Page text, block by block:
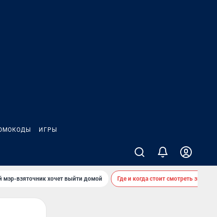
ИГРЫ
мэр-взяточник хочет выйти домой Где и когда стоит смотреть